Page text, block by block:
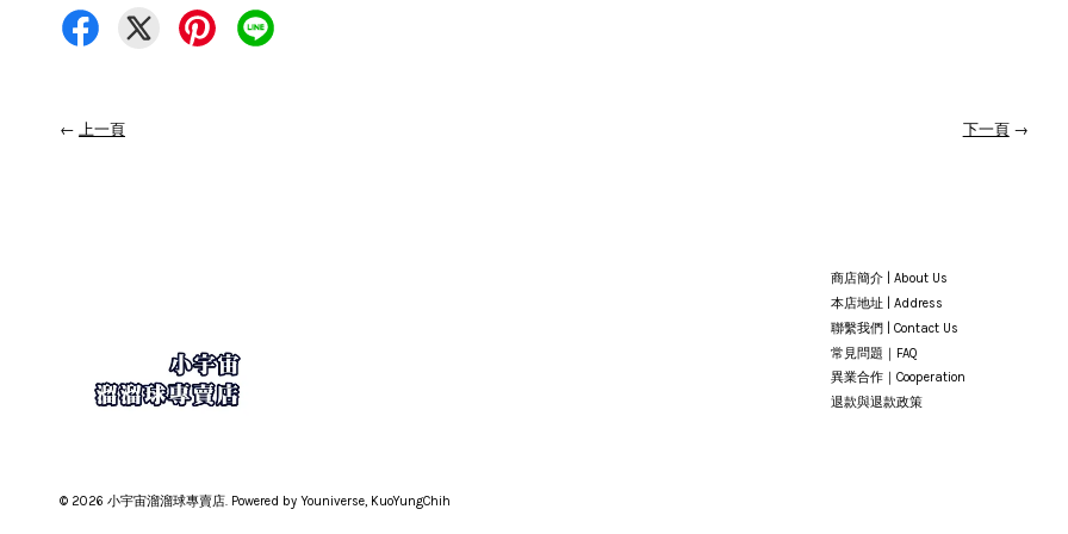
← 上一頁 下一頁→
© 2026 小宇宙溜溜球專賣店. Powered by Youniverse, KuoYungChih
商店簡介 | About Us
本店地址 | Address
聯繫我們 | Contact Us
常見問題｜FAQ
異業合作｜Cooperation
退款與退款政策